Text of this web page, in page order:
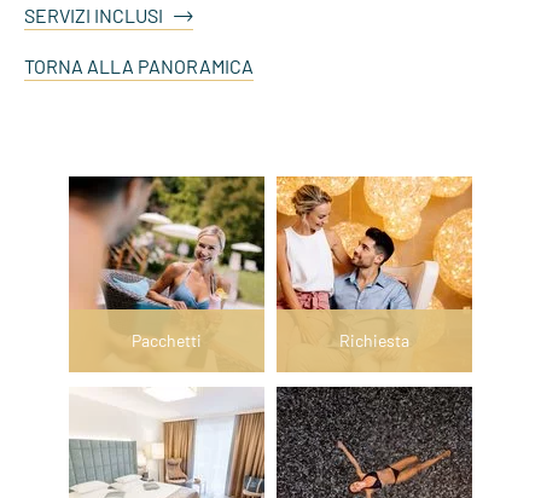
SERVIZI INCLUSI
TORNA ALLA PANORAMICA
Pacchetti Richiesta